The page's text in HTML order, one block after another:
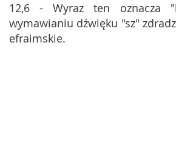
12,6 - Wyraz ten oznacza
wymawianiu dźwięku "sz"
efraimskie.